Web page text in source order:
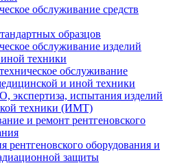
обслуживание средств
образцов
обслуживание изделий
техники
обслуживание
и иной техники
экспертиза, испытания изделий
техники (ИМТ)
и ремонт рентгеновского
рентгеновского оборудования и
защиты